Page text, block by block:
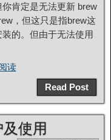
肯定是无法更新 brew
，但这只是指brew这
的。但由于无法使用
读
Read Post
使用